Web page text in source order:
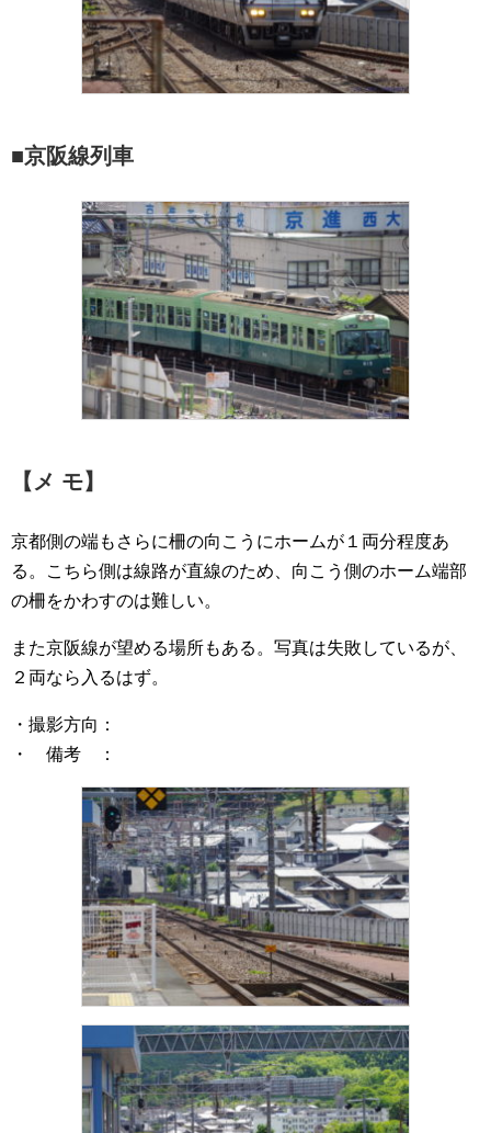
■京阪線列車
【メ モ】
京都側の端もさらに柵の向こうにホームが１両分程度あ
る。こちら側は線路が直線のため、向こう側のホーム端部
の柵をかわすのは難しい。
また京阪線が望める場所もある。写真は失敗しているが、
２両なら入るはず。
・撮影方向：
・ 備考 ：